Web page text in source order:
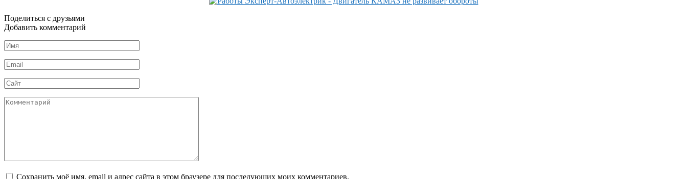
Поделиться с друзьями
Добавить комментарий
Имя
*
Email
*
Сайт
Комментарий
Сохранить моё имя, email и адрес сайта в этом браузере для последующих моих комментариев.